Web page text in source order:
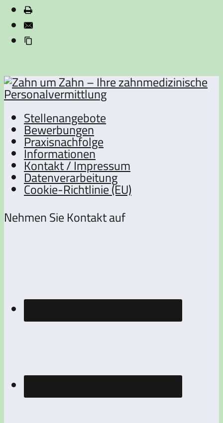
Stellenangebote
Bewerbungen
Praxisnachfolge
Informationen
Kontakt / Impressum
Datenverarbeitung
Cookie-Richtlinie (EU)
Nehmen Sie Kontakt auf